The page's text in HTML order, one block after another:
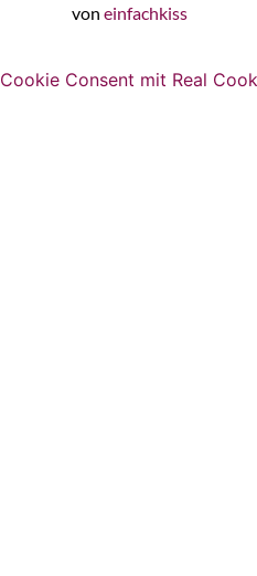
von einfachkiss
Cookie Consent mit Real